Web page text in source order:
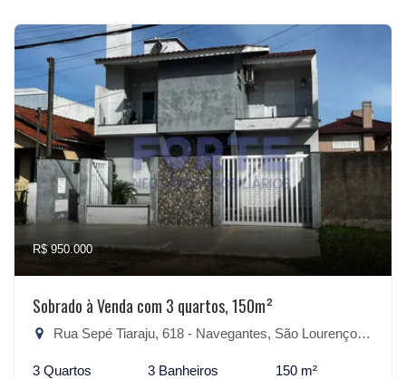
R$ 950.000
Sobrado à Venda com 3 quartos, 150m²
Rua Sepé Tiaraju, 618 - Navegantes, São Lourenço do Sul-RS
3 Quartos 3 Banheiros 150 m²